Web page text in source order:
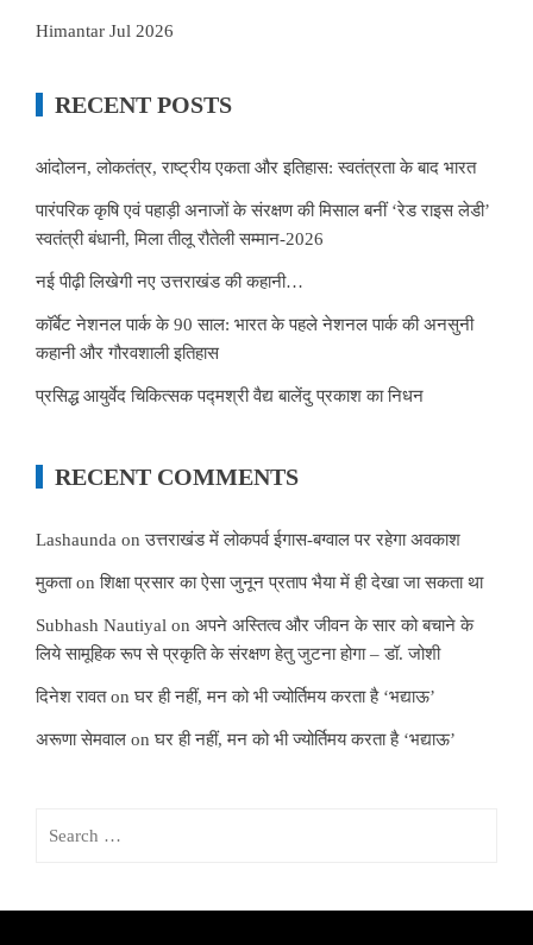
Himantar Jul 2026
RECENT POSTS
आंदोलन, लोकतंत्र, राष्ट्रीय एकता और इतिहास: स्वतंत्रता के बाद भारत
पारंपरिक कृषि एवं पहाड़ी अनाजों के संरक्षण की मिसाल बनीं ‘रेड राइस लेडी’
स्वतंत्री बंधानी, मिला तीलू रौतेली सम्मान-2026
नई पीढ़ी लिखेगी नए उत्तराखंड की कहानी…
कॉर्बेट नेशनल पार्क के 90 साल: भारत के पहले नेशनल पार्क की अनसुनी
कहानी और गौरवशाली इतिहास
प्रसिद्ध आयुर्वेद चिकित्सक पद्मश्री वैद्य बालेंदु प्रकाश का निधन
RECENT COMMENTS
Lashaunda onउत्तराखंड में लोकपर्व ईगास-बग्वाल पर रहेगा अवकाश
मुकताonशिक्षा प्रसार का ऐसा जुनून प्रताप भैया में ही देखा जा सकता था
Subhash Nautiyal on अपने अस्तित्व और जीवन के सार को बचाने के
लिये सामूहिक रूप से प्रकृति के संरक्षण हेतु जुटना होगा – डॉ. जोशी
दिनेश रावतonघर ही नहीं, मन को भी ज्योर्तिमय करता है ‘भद्याऊ’
अरूणा सेमवाल onघर ही नहीं, मन को भी ज्योर्तिमय करता है ‘भद्याऊ’